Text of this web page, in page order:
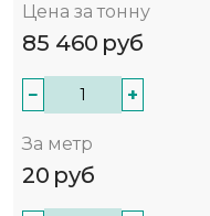
Цена за тонну
85 460 руб
− +
За метр
20 руб